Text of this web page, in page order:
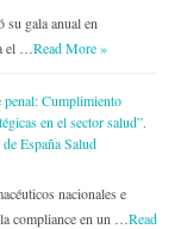
su gala anual en
el … Read More »
penal: Cumplimiento
en el sector salud”.
España Salud
nacionales e
compliance en un … Read